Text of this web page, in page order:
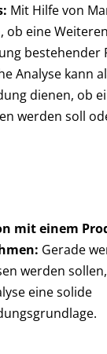
Mit Hilfe von
ob eine
bestehender
Analyse kann
dienen, ob
werden soll
mit einem
Gerade
werden
eine solide